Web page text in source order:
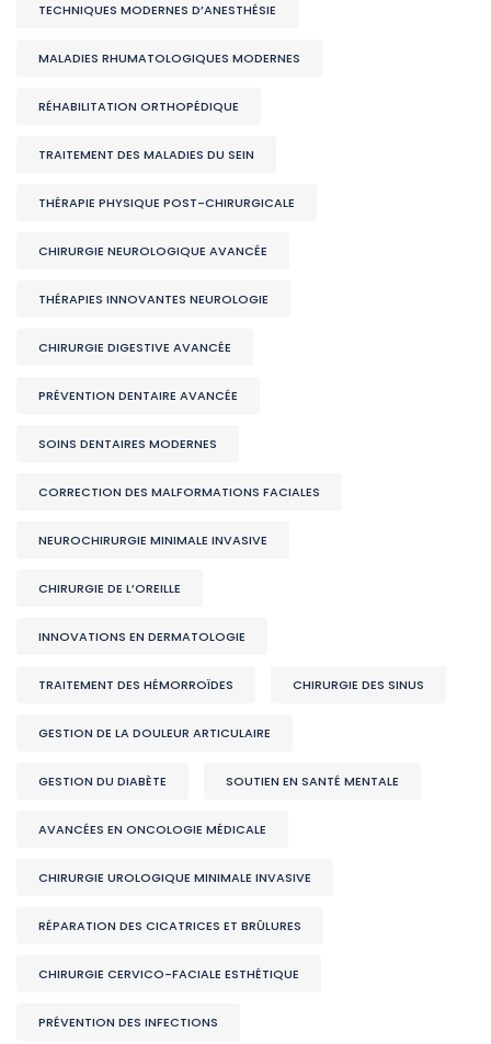
TECHNIQUES MODERNES D’ANESTHÉSIE
MALADIES RHUMATOLOGIQUES MODERNES
RÉHABILITATION ORTHOPÉDIQUE
TRAITEMENT DES MALADIES DU SEIN
THÉRAPIE PHYSIQUE POST-CHIRURGICALE
CHIRURGIE NEUROLOGIQUE AVANCÉE
THÉRAPIES INNOVANTES NEUROLOGIE
CHIRURGIE DIGESTIVE AVANCÉE
PRÉVENTION DENTAIRE AVANCÉE
SOINS DENTAIRES MODERNES
CORRECTION DES MALFORMATIONS FACIALES
NEUROCHIRURGIE MINIMALE INVASIVE
CHIRURGIE DE L’OREILLE
INNOVATIONS EN DERMATOLOGIE
TRAITEMENT DES HÉMORROÏDES CHIRURGIE DES SINUS
GESTION DE LA DOULEUR ARTICULAIRE
GESTION DU DIABÈTE SOUTIEN EN SANTÉ MENTALE
AVANCÉES EN ONCOLOGIE MÉDICALE
CHIRURGIE UROLOGIQUE MINIMALE INVASIVE
RÉPARATION DES CICATRICES ET BRÛLURES
CHIRURGIE CERVICO-FACIALE ESTHÉTIQUE
PRÉVENTION DES INFECTIONS